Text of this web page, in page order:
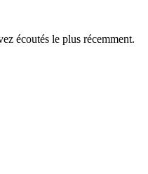
écoutés le plus récemment.